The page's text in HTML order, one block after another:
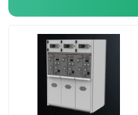
Pedir um orçamento
Dispositivos de